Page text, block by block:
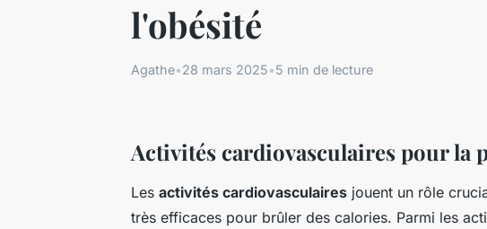
l'obésité
Agathe•28 mars 2025•5 min de lecture
Activités cardiovasculaires pour la
Les activités cardiovasculaires jouent un rôle
très efficaces pour brûler des calories. Parmi les